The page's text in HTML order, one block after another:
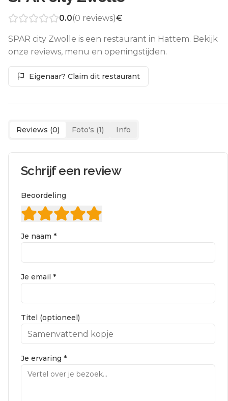
0.0(0 reviews)€
SPAR city Zwolle is een restaurant in Hattem. Bekijk
onze reviews, menu en openingstijden.
Eigenaar? Claim dit restaurant
Reviews (0) Foto's (1) Info
Schrijf een review
Beoordeling
Je naam *
Je email *
Titel (optioneel)
Je ervaring *